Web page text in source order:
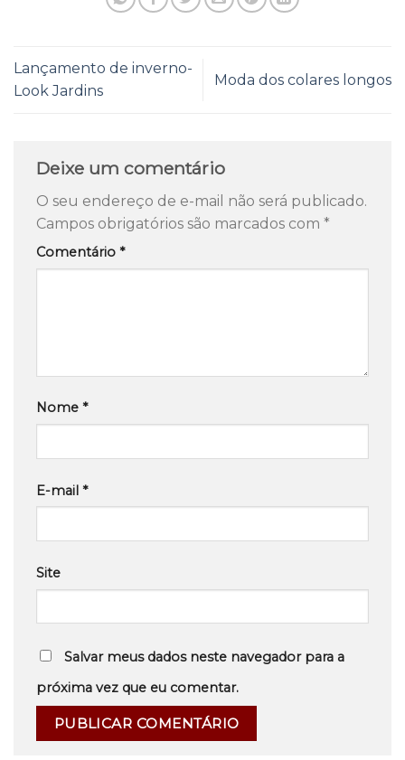
Lançamento de inverno-
Look Jardins
Moda dos colares longos
Deixe um comentário
O seu endereço de e-mail não será publicado.
Campos obrigatórios são marcados com *
Comentário *
Nome *
E-mail *
Site
Salvar meus dados neste navegador para a
próxima vez que eu comentar.